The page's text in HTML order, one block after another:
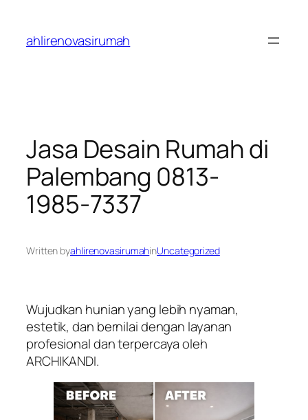
content
ahlirenovasirumah
Jasa Desain Rumah di
Palembang 0813-
1985-7337
Written byahlirenovasirumahinUncategorized
Wujudkan hunian yang lebih nyaman,
estetik, dan bernilai dengan layanan
profesional dan terpercaya oleh
ARCHIKANDI.